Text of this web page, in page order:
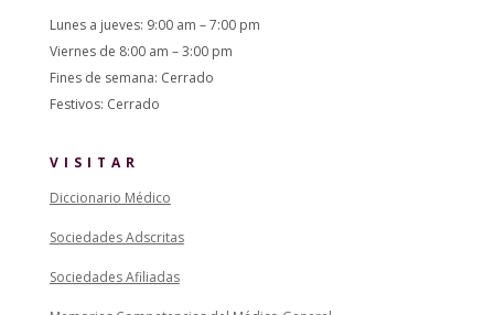
Lunes a jueves: 9:00 am – 7:00 pm
Viernes de 8:00 am – 3:00 pm
Fines de semana: Cerrado
Festivos: Cerrado
VISITAR
Diccionario Médico
Sociedades Adscritas
Sociedades Afiliadas